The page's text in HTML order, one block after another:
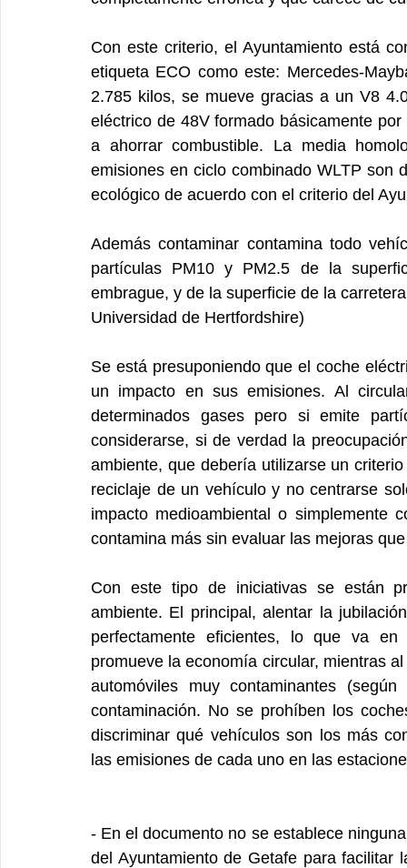
Con este criterio, el Ayuntamiento está
etiqueta ECO como este: Mercedes-
2.785 kilos, se mueve gracias a un V8
eléctrico de 48V formado básicamente
a ahorrar combustible. La media
emisiones en ciclo combinado WLTP son
ecológico de acuerdo con el criterio del
Además contaminar contamina todo
partículas PM10 y PM2.5 de la
embrague, y de la superficie de la
Universidad de Hertfordshire)
Se está presuponiendo que el coche
un impacto en sus emisiones. Al
determinados gases pero si emite
considerarse, si de verdad la
ambiente, que debería utilizarse un
reciclaje de un vehículo y no centrarse
impacto medioambiental o simplemente
contamina más sin evaluar las mejoras
Con este tipo de iniciativas se están
ambiente. El principal, alentar la
perfectamente eficientes, lo que va
promueve la economía circular, mientras
automóviles muy contaminantes
contaminación. No se prohíben los
discriminar qué vehículos son los más
las emisiones de cada uno en las
- En el documento no se establece
del Ayuntamiento de Getafe para facilitar